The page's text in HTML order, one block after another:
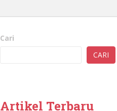
Cari
CARI
Artikel Terbaru